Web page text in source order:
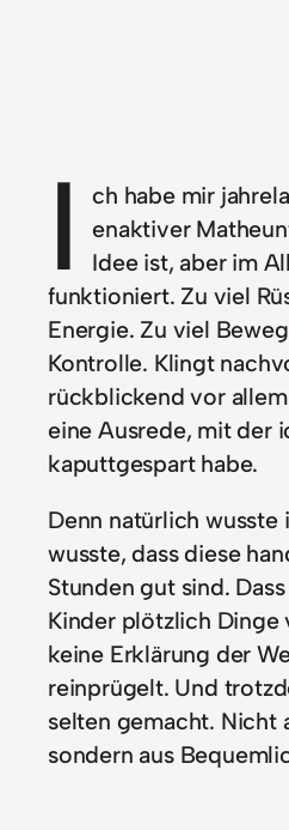
I
ch habe mir
enaktiver
Idee ist, aber im
funktioniert. Zu viel
Energie. Zu viel
Kontrolle. Klingt
rückblickend vor
eine Ausrede, mit der
kaputtgespart habe.
Denn natürlich wusste
wusste, dass diese
Stunden gut sind.
Kinder plötzlich Dinge
keine Erklärung der
reinprügelt. Und
selten gemacht. Nicht
sondern aus